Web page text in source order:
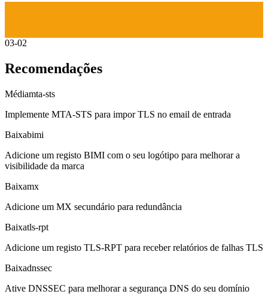
03-02
Recomendações
Médiamta-sts
Implemente MTA-STS para impor TLS no email de entrada
Baixabimi
Adicione um registo BIMI com o seu logótipo para melhorar a
visibilidade da marca
Baixamx
Adicione um MX secundário para redundância
Baixatls-rpt
Adicione um registo TLS-RPT para receber relatórios de falhas TLS
Baixadnssec
Ative DNSSEC para melhorar a segurança DNS do seu domínio